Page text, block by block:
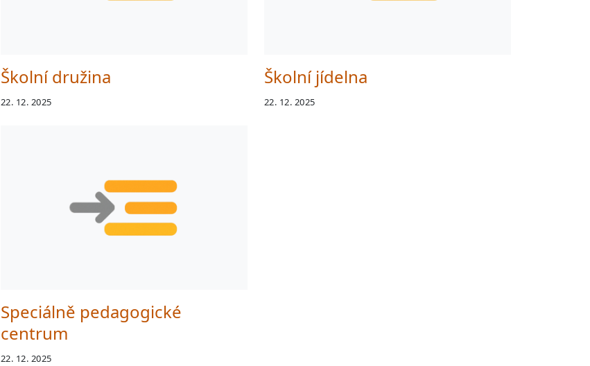
Školní družina
22. 12. 2025
Školní jídelna
22. 12. 2025
Speciálně pedagogické
centrum
22. 12. 2025